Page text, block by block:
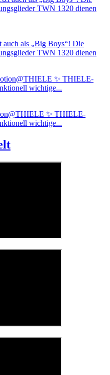
als „Big Boys“! Die
TWN 1320 dienen
✨ THIELE-
wichtige...